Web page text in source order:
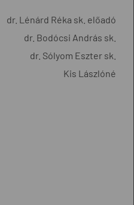
dr. Lénárd Réka sk. előadó
dr. Bodócsi András sk.
dr. Sólyom Eszter sk.
Kis Lászlóné